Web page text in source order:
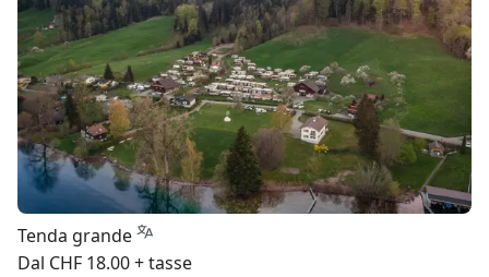
Tenda grande
Dal CHF 18.00 + tasse